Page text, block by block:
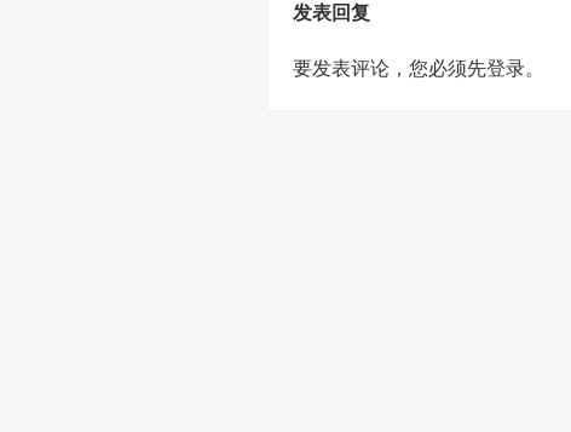
发表回复
要发表评论，您必须先登录。